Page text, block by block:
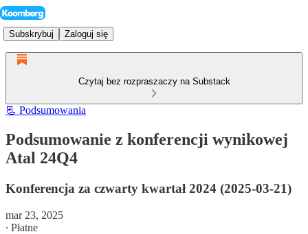
Subskrybuj Zaloguj się
Czytaj bez rozpraszaczy na Substack
📃 Podsumowania
Podsumowanie z konferencji wynikowej
Atal 24Q4
Konferencja za czwarty kwartał 2024 (2025-03-21)
mar 23, 2025
∙ Płatne